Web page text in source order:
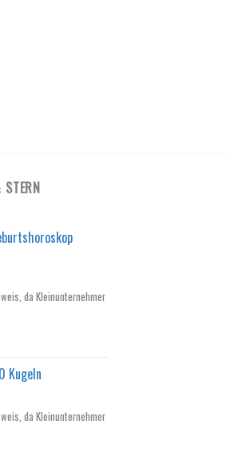
STERN
da Kleinunternehmer
Kugeln
da Kleinunternehmer